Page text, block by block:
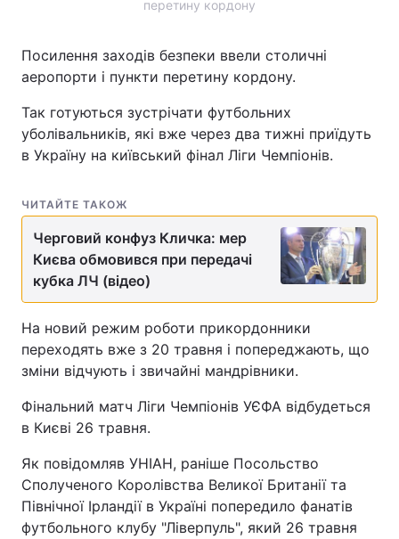
Відео з Youtube Статті
Інтерв'ю Думки
Архів Вакансії
Контакти
Послуги
Тема оформлення
перетину кордону
Посилення заходів безпеки ввели столичні
аеропорти і пункти перетину кордону.
Так готуються зустрічати футбольних
уболівальників, які вже через два тижні приїдуть
в Україну на київський фінал Ліги Чемпіонів.
ЧИТАЙТЕ ТАКОЖ
Черговий конфуз Кличка: мер
Києва обмовився при передачі
кубка ЛЧ (відео)
На новий режим роботи прикордонники
переходять вже з 20 травня і попереджають, що
зміни відчують і звичайні мандрівники.
Фінальний матч Ліги Чемпіонів УЄФА відбудеться
в Києві 26 травня.
Як повідомляв УНІАН, раніше Посольство
Сполученого Королівства Великої Британії та
Північної Ірландії в Україні попередило фанатів
футбольного клубу "Ліверпуль", який 26 травня